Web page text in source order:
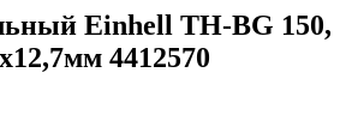
Einhell TH-BG 150,
4412570